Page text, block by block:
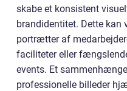
skabe et konsistent
brandidentitet. Dette
portrætter af
faciliteter eller
events. Et
professionelle billeder